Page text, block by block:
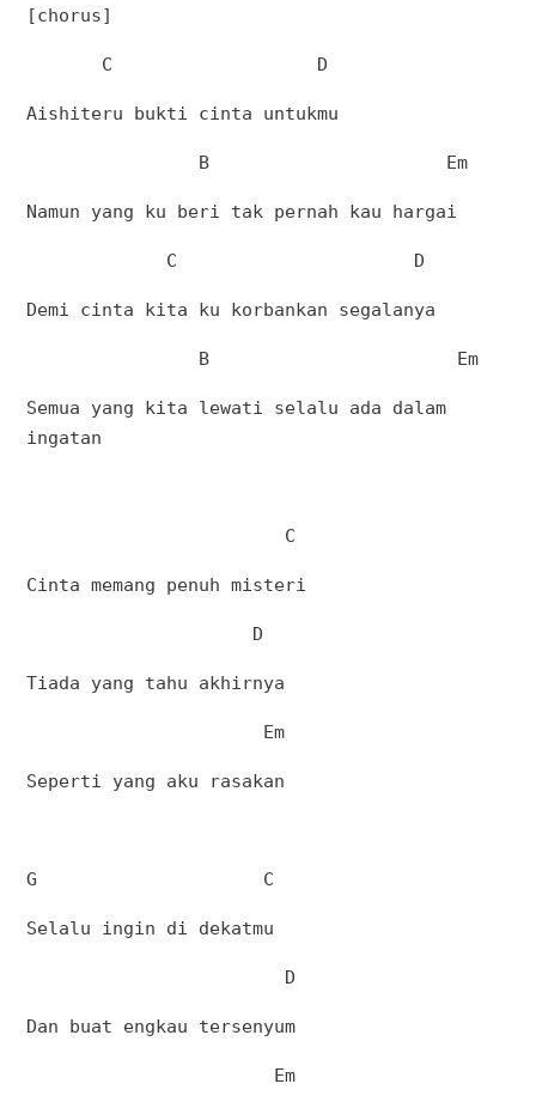
[chorus]
C D
Aishiteru bukti cinta untukmu
B Em
Namun yang ku beri tak pernah kau hargai
C D
Demi cinta kita ku korbankan segalanya
B Em
Semua yang kita lewati selalu ada dalam
ingatan
C
Cinta memang penuh misteri
D
Tiada yang tahu akhirnya
Em
Seperti yang aku rasakan
G C
Selalu ingin di dekatmu
D
Dan buat engkau tersenyum
Em